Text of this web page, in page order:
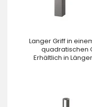
Langer Griff in
quadratischen
Erhältlich in